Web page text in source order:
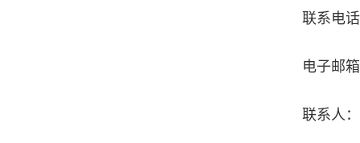
联系电
电子邮
联系人